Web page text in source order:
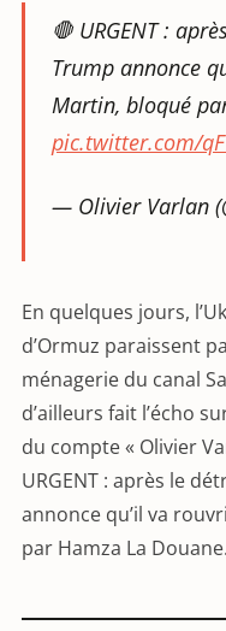
🛑 URGENT :
Trump annonce
Martin, bloqué
pic.twitter.com/
— Olivier Varlan
En quelques jours,
d’Ormuz paraissent
ménagerie du canal
d’ailleurs fait l’écho
du compte « Olivier
URGENT : après le
annonce qu’il va
par Hamza La